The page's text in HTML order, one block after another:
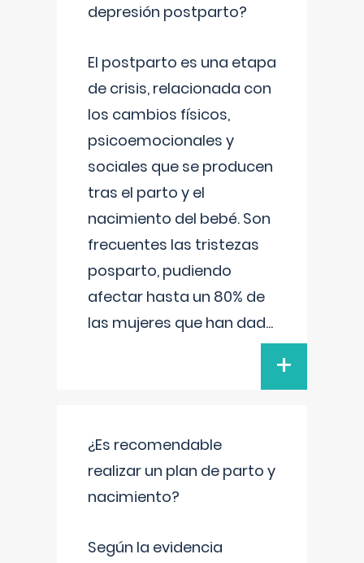
depresión postparto?
El postparto es una etapa
de crisis, relacionada con
los cambios físicos,
psicoemocionales y
sociales que se producen
tras el parto y el
nacimiento del bebé. Son
frecuentes las tristezas
posparto, pudiendo
afectar hasta un 80% de
las mujeres que han dad...
+
¿Es recomendable
realizar un plan de parto y
nacimiento?
Según la evidencia